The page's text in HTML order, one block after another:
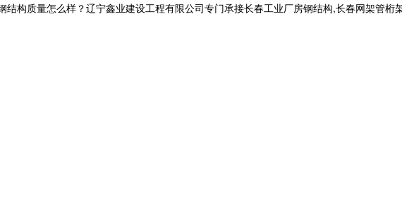
构质量怎么样？辽宁鑫业建设工程有限公司专门承接长春工业厂房钢结构,长春网架管